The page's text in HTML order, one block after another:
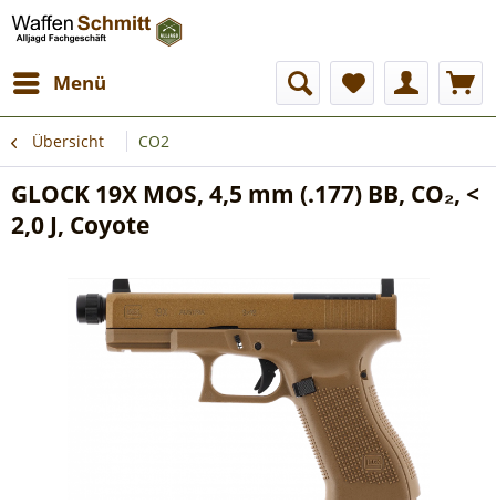
Menü
Übersicht CO2
GLOCK 19X MOS, 4,5 mm (.177) BB, CO₂, <
2,0 J, Coyote